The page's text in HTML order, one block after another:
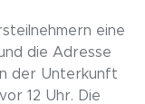
eine
die Adresse
der Unterkunft
12 Uhr. Die